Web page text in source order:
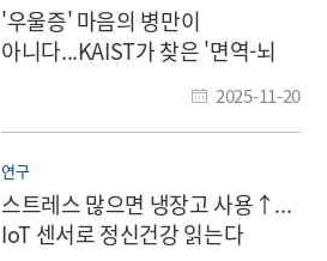
'우울증' 마음의 병만이
아니다...KAIST가 찾은 '면역-뇌
2025-11-20
연구
스트레스 많으면 냉장고 사용↑...
IoT 센서로 정신건강 읽는다